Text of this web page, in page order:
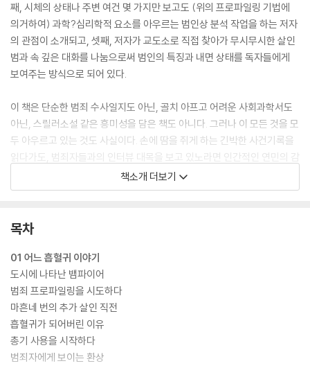
째, 시체의 상태나 주변 여건 몇 가지만 보고도 (위의 프로파일링 기법에
의거하여) 과학?심리학적 요소를 아우르는 범인상 분석 작업을 하는 저자
의 관점이 소개되고, 셋째, 저자가 교도소로 직접 찾아가 무시무시한 살인
범과 속 깊은 대화를 나눔으로써 범인의 특징과 내면 상태를 독자들에게
보여주는 방식으로 되어 있다.
이 책은 단순한 범죄 수사일지도 아닌, 골치 아프고 어려운 사회과학서도
아닌, 스릴러소설 같은 흥미성을 담은 책도 아니다. 그러나 이 모든 것을 모
두 아우르고 있는 것도 사실이다. 손에 땀을 쥐게 하는 긴박한 사건기록을
읽다가도, 범죄자들과의 인터뷰 대목을 보고 있노라면 인간적인 연민의 감
정을 유발시키게 되며, 저자의 프로파일링 서술을 접하면서 독자들 또한
예리한 통찰력을 발하며 저자의 관점을 따라가게 된다.
책소개 더보기
목차
01 어느 흡혈귀 이야기
도시에 나타난 뱀파이어
범죄 프로파일링을 시도하다
마흔네 번의 추가 살인 직전
흡혈귀가 되어버린 이유
총기 사용을 시작하다
범죄자에게 보이는 환상